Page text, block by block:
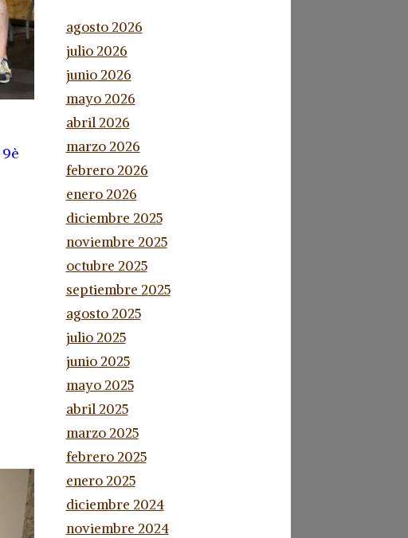
9è
agosto 2026
julio 2026
junio 2026
mayo 2026
abril 2026
marzo 2026
febrero 2026
enero 2026
diciembre 2025
noviembre 2025
octubre 2025
septiembre 2025
agosto 2025
julio 2025
junio 2025
mayo 2025
abril 2025
marzo 2025
febrero 2025
enero 2025
diciembre 2024
noviembre 2024